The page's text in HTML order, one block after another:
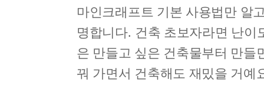
마인크래프트 기본 사용법만 알
명합니다. 건축 초보자라면 난이
은 만들고 싶은 건축물부터 만들
꿔 가면서 건축해도 재밌을 거예